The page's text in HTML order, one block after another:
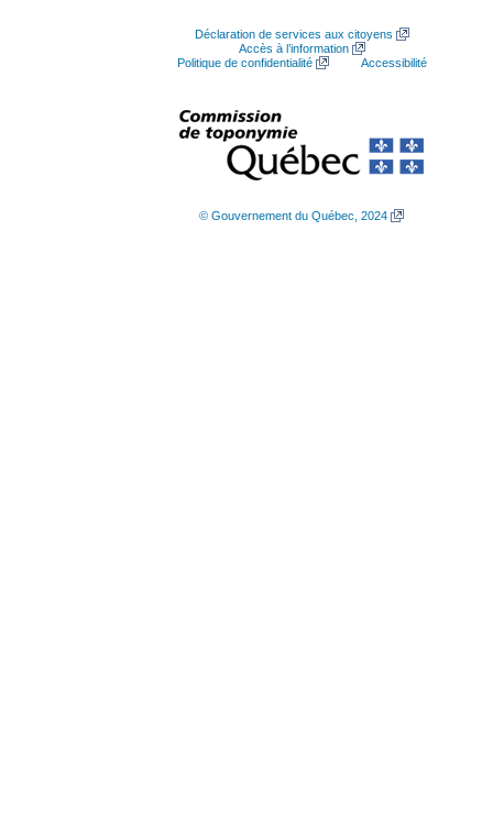
Déclaration de services aux citoyens
Accès à l’information
Politique de confidentialité
Accessibilité
© Gouvernement du Québec, 2024